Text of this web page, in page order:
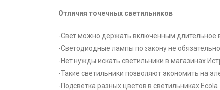
Отличия точечных светильников
-Свет можно держать включенным длительное
-Светодиодные лампы по закону не обязательно
-Нет нужды искать светильники в магазинах
-Такие светильники позволяют экономить на
-Подсветка разных цветов в светильниках Ecola